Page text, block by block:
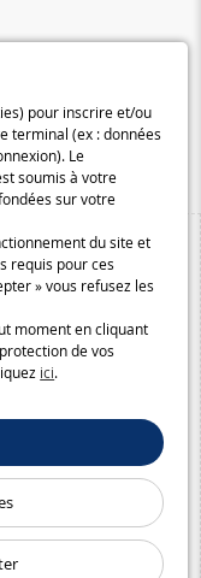
pour inscrire et/ou
terminal (ex : données
Le
soumis à votre
sur votre
du site et
requis pour ces
» vous refusez les
moment en cliquant
de vos
ici.